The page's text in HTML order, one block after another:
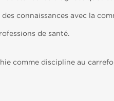
connaissances avec la
de santé.
comme discipline au